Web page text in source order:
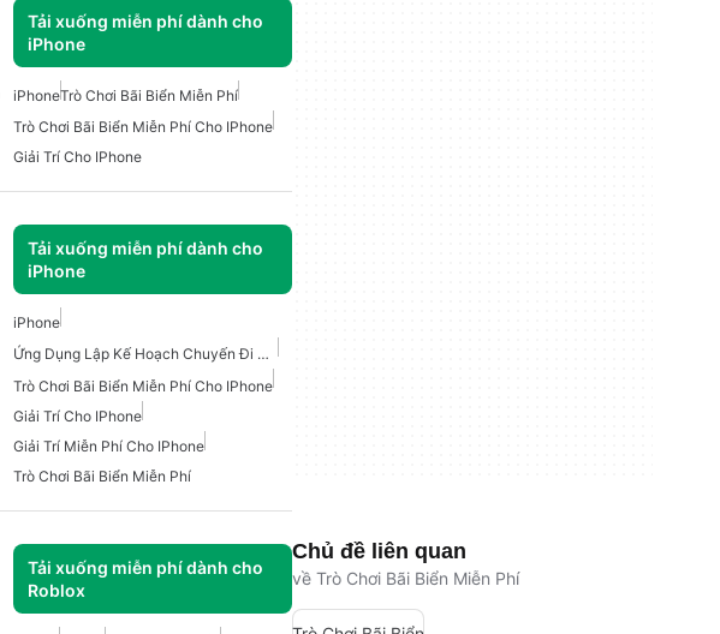
Tải xuống miễn phí dành cho
iPhone
iPhoneTrò Chơi Bãi Biển Miễn Phí
Trò Chơi Bãi Biển Miễn Phí Cho IPhone
Giải Trí Cho IPhone
Tải xuống miễn phí dành cho
iPhone
iPhone
Ứng Dụng Lập Kế Hoạch Chuyến Đi Miễn Phí Cho IPhone
Trò Chơi Bãi Biển Miễn Phí Cho IPhone
Giải Trí Cho IPhone
Giải Trí Miễn Phí Cho IPhone
Trò Chơi Bãi Biển Miễn Phí
Tải xuống miễn phí dành cho
Roblox
Chủ đề liên quan
về Trò Chơi Bãi Biển Miễn Phí